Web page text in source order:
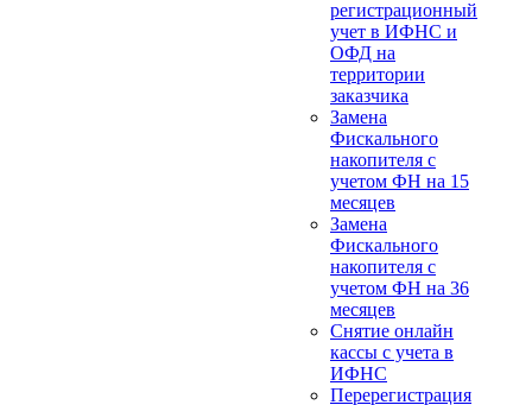
регистрационный
учет в ИФНС и
ОФД на
территории
заказчика
Замена
Фискального
накопителя с
учетом ФН на 15
месяцев
Замена
Фискального
накопителя с
учетом ФН на 36
месяцев
Снятие онлайн
кассы с учета в
ИФНС
Перерегистрация